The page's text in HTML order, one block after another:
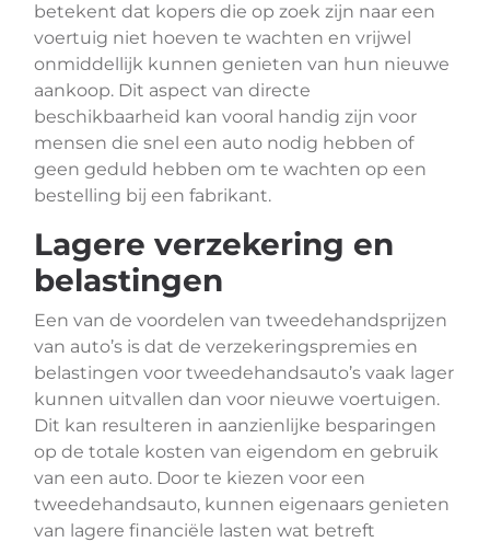
betekent dat kopers die op zoek zijn naar een
voertuig niet hoeven te wachten en vrijwel
onmiddellijk kunnen genieten van hun nieuwe
aankoop. Dit aspect van directe
beschikbaarheid kan vooral handig zijn voor
mensen die snel een auto nodig hebben of
geen geduld hebben om te wachten op een
bestelling bij een fabrikant.
Lagere verzekering en
belastingen
Een van de voordelen van tweedehandsprijzen
van auto’s is dat de verzekeringspremies en
belastingen voor tweedehandsauto’s vaak lager
kunnen uitvallen dan voor nieuwe voertuigen.
Dit kan resulteren in aanzienlijke besparingen
op de totale kosten van eigendom en gebruik
van een auto. Door te kiezen voor een
tweedehandsauto, kunnen eigenaars genieten
van lagere financiële lasten wat betreft